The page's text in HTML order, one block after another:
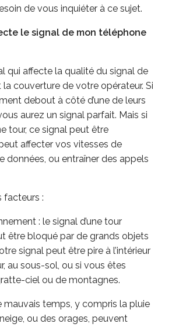
de vous inquiéter à ce sujet.
le signal de mon téléphone
qui affecte la qualité du signal de
couverture de votre opérateur. Si
debout à côté d’une de leurs
aurez un signal parfait. Mais si
tour, ce signal peut être
affecter vos vitesses de
données, ou entraîner des appels
facteurs :
: le signal d’une tour
être bloqué par de grands objets
signal peut être pire à l’intérieur
au sous-sol, ou si vous êtes
ciel ou de montagnes.
mauvais temps, y compris la pluie
ou des orages, peuvent